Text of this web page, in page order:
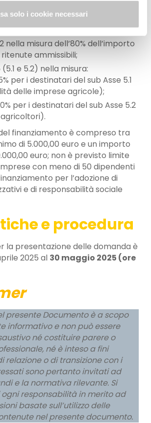
solo i cookie necessari
2, 3, 4 nella misura del 65%
delle spese ritenute ammissibili;
nella misura dell’80% dell’importo
ammissibili;
(5.1 e 5.2) nella misura:
per i destinatari del sub Asse 5.1
delle imprese agricole);
per i destinatari del sub Asse 5.2
finanziamento è compreso tra
di 5.000,00 euro e un importo
euro; non è previsto limite
con meno di 50 dipendenti
per l’adozione di
e di responsabilità sociale
e procedura
la presentazione delle domanda è
2025 al 30 maggio 2025 (ore
presente Documento è a scopo
informativo e non può essere
né costituire parere o
né è inteso a fini
relazione o di transizione con i
sono pertanto invitati ad
e la normativa rilevante. Si
responsabilità in merito ad
basate sull’utilizzo delle
nel presente documento.